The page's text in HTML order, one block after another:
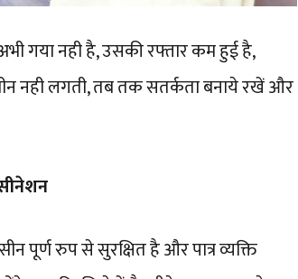
गया नही है, उसकी रफ्तार कम हुई है,
लगती, तब तक सतर्कता बनाये रखें और
पूर्ण रुप से सुरक्षित है और पात्र व्यक्ति